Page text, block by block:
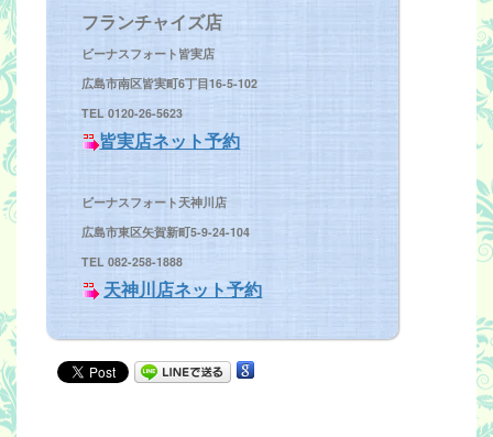
フランチャイズ店
ビーナスフォート皆実店
広島市南区皆実町6丁目16-5-102
TEL 0120-26-5623
皆実店ネット予約
ビーナスフォート天神川店
広島市東区矢賀新町5-9-24-104
TEL 082-258-1888
天神川店ネット予約